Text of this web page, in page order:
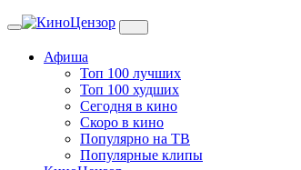
Toggle
Афиша
Топ 100 лучших
Топ 100 худших
Сегодня в кино
Скоро в кино
Популярно на ТВ
Популярные клипы